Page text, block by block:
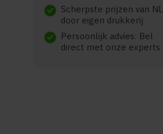
check Scherpste prijzen van NL
door eigen drukkerij
check
Persoonlijk advies: Bel
direct met onze experts